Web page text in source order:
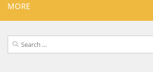
MORE
Search
for: